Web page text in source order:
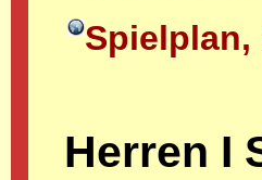
Spielplan,
Herren I